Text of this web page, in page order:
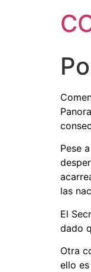
Pese
las
El
dado
Otra
ello